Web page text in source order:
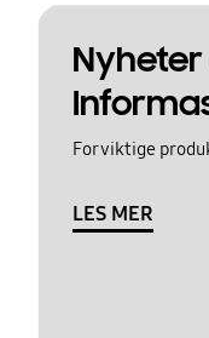
For viktige
LES MER